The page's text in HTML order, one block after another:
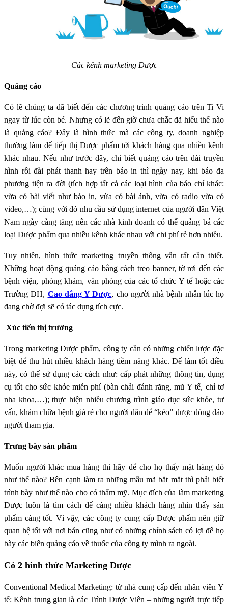
Các kênh marketing Dược
Quảng cáo
Có lẽ chúng ta đã biết đến các chương trình quảng cáo trên Ti Vi
ngay từ lúc còn bé. Nhưng có lẽ đến giờ chưa chắc đã hiểu thế nào
là quảng cáo? Đây là hình thức mà các công ty, doanh nghiệp
thường làm để tiếp thị Dược phẩm tới khách hàng qua nhiều kênh
khác nhau. Nếu như trước đây, chỉ biết quảng cáo trên đài truyền
hình rồi đài phát thanh hay trên báo in thì ngày nay, khi báo đa
phương tiện ra đời (tích hợp tất cả các loại hình của báo chí khác:
vừa có bài viết như báo in, vừa có bài ảnh, vừa có radio vừa có
video,…); cùng với đó nhu cầu sử dụng internet của người dân Việt
Nam ngày càng tăng nên các nhà kinh doanh có thể quảng bá các
loại Dược phẩm qua nhiều kênh khác nhau với chi phí rẻ hơn nhiều.
Tuy nhiên, hình thức marketing truyền thống vẫn rất cần thiết.
Những hoạt động quảng cáo bằng cách treo banner, tờ rơi đến các
bệnh viện, phòng khám, văn phòng của các tổ chức Y tế hoặc các
Trường ĐH, Cao đẳng Y Dược, cho người nhà bệnh nhân lúc họ
đang chờ đợi sẽ có tác dụng tích cực.
Xúc tiến thị trường
Trong marketing Dược phẩm, công ty cần có những chiến lược đặc
biệt để thu hút nhiều khách hàng tiềm năng khác. Để làm tốt điều
này, có thể sử dụng các cách như: cấp phát những thông tin, dụng
cụ tốt cho sức khỏe miễn phí (bàn chải đánh răng, mũ Y tế, chỉ tơ
nha khoa,…); thực hiện nhiều chương trình giáo dục sức khỏe, tư
vấn, khám chữa bệnh giá rẻ cho người dân để “kéo” được đông đảo
người tham gia.
Trưng bày sản phẩm
Muốn người khác mua hàng thì hãy để cho họ thấy mặt hàng đó
như thế nào? Bên cạnh làm ra những mẫu mã bắt mắt thì phải biết
trình bày như thế nào cho có thẩm mỹ. Mục đích của làm marketing
Dược luôn là tìm cách để càng nhiều khách hàng nhìn thấy sản
phẩm càng tốt. Vì vậy, các công ty cung cấp Dược phẩm nên giữ
quan hệ tốt với nơi bán cũng như có những chính sách có lợi để họ
bày các biển quảng cáo về thuốc của công ty mình ra ngoài.
Có 2 hình thức Marketing Dược
Conventional Medical Marketing: từ nhà cung cấp đến nhân viên Y
tế: Kênh trung gian là các Trình Dược Viên – những người trực tiếp